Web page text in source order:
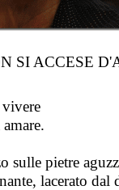
SI ACCESE
sulle pietre
lacerato dal